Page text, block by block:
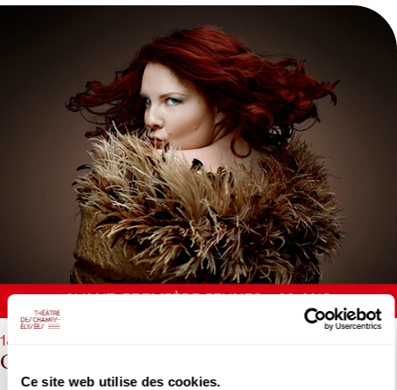
Ce site web utilise des cookies.
aussi bien ce qui les tue, car qui a tous les droits ne se reconnaît
plus aucun devoir... L’amour est donc tragique pour autant qu’il
est à la fois nécessaire et impossible. L’ouvrage magnifie avec
splendeur et finesse le destin tragique et dévorant de la figure
mythique : un véritable « chef d’œuvre » !
Production Théâtre des Champs-Élysées
Orphée
18/04/2027 - 19h30